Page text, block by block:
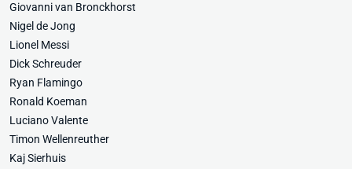
Giovanni van Bronckhorst
Nigel de Jong
Lionel Messi
Dick Schreuder
Ryan Flamingo
Ronald Koeman
Luciano Valente
Timon Wellenreuther
Kaj Sierhuis